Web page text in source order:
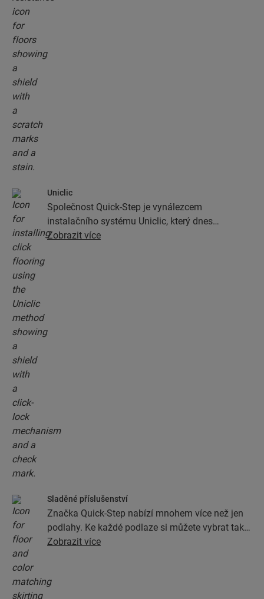
Uniclic
Společnost Quick-Step je vynálezcem
instalačního systému Uniclic, který dnes
představuje standardní zámkový instalační
Zobrazit více
Sladěné příslušenství
Značka Quick-Step nabízí mnohem více než jen
podlahy. Ke každé podlaze si můžete vybrat také
veškeré příslušenství, jako jsou podložky, profily
Zobrazit více